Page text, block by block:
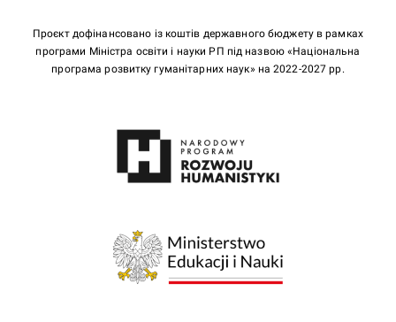
Проєкт дофінансовано із коштів державного бюджету в рамках
програми Міністра освіти і науки РП під назвою «Національна
програма розвитку гуманітарних наук» на 2022-2027 рр.